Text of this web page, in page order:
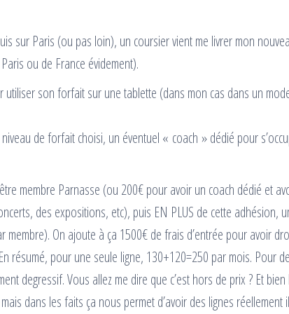
sur Paris (ou pas loin), un coursier vient me livrer mon
ou de France évidement).
son forfait sur une tablette (dans mon cas dans un
de forfait choisi, un éventuel « coach » dédié pour
membre Parnasse (ou 200€ pour avoir un coach dédié et
des expositions, etc), puis EN PLUS de cette adhésion,
On ajoute à ça 1500€ de frais d’entrée pour avoir
résumé, pour une seule ligne, 130+120=250 par mois. Pour
degressif. Vous allez me dire que c’est hors de prix ? Et
dans les faits ça nous permet d’avoir des lignes réellement